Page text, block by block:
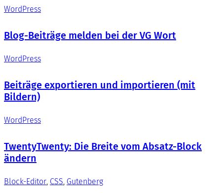
WordPress
Blog-Beiträge melden bei der VG Wort
WordPress
Beiträge exportieren und importieren (mit
Bildern)
WordPress
TwentyTwenty: Die Breite vom Absatz-Block
ändern
Block-Editor, CSS, Gutenberg